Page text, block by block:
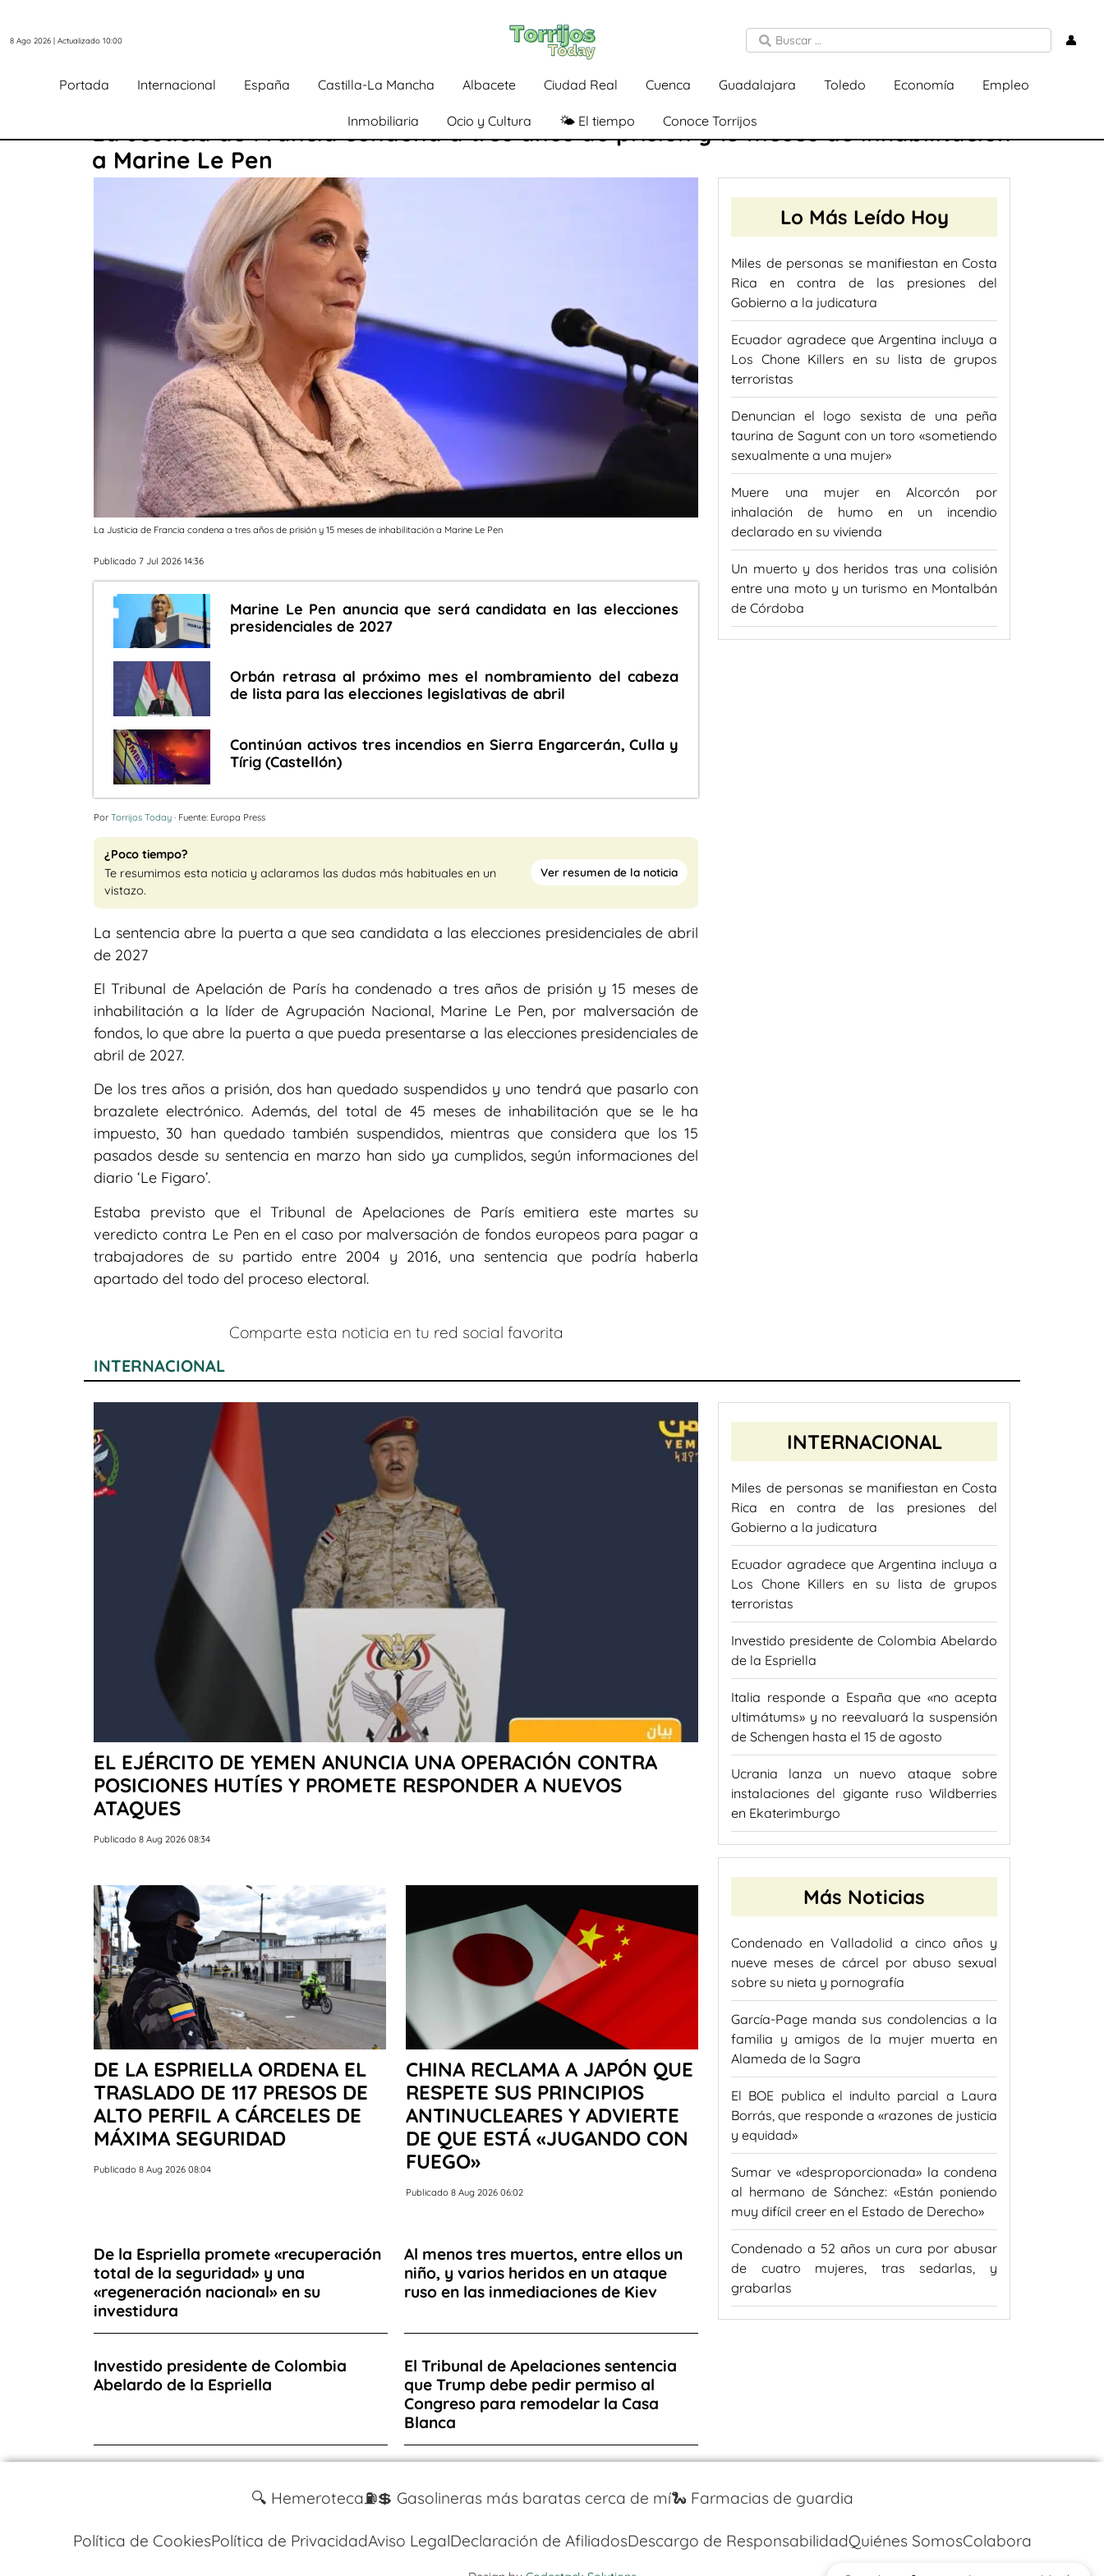
8 Ago 2026 | Actualizado 10:00 👤
Portada Internacional España Castilla-La Mancha Albacete Ciudad Real Cuenca Guadalajara Toledo Economía Empleo
Inmobiliaria Ocio y Cultura 🌤️ El tiempo Conoce Torrijos
La Justicia de Francia condena a tres años de prisión y 15 meses de inhabilitación
a Marine Le Pen
La Justicia de Francia condena a tres años de prisión y 15 meses de inhabilitación a Marine Le Pen
Publicado 7 Jul 2026 14:36
Marine Le Pen anuncia que será candidata en las elecciones
presidenciales de 2027
Orbán retrasa al próximo mes el nombramiento del cabeza
de lista para las elecciones legislativas de abril
Continúan activos tres incendios en Sierra Engarcerán, Culla y
Tírig (Castellón)
Por Torrijos Today · Fuente: Europa Press
¿Poco tiempo?
Te resumimos esta noticia y aclaramos las dudas más habituales en un
vistazo.
Ver resumen de la noticia
La sentencia abre la puerta a que sea candidata a las elecciones presidenciales de abril
de 2027
El Tribunal de Apelación de París ha condenado a tres años de prisión y 15 meses de
inhabilitación a la líder de Agrupación Nacional, Marine Le Pen, por malversación de
fondos, lo que abre la puerta a que pueda presentarse a las elecciones presidenciales de
abril de 2027.
De los tres años a prisión, dos han quedado suspendidos y uno tendrá que pasarlo con
brazalete electrónico. Además, del total de 45 meses de inhabilitación que se le ha
impuesto, 30 han quedado también suspendidos, mientras que considera que los 15
pasados desde su sentencia en marzo han sido ya cumplidos, según informaciones del
diario ‘Le Figaro’.
Estaba previsto que el Tribunal de Apelaciones de París emitiera este martes su
veredicto contra Le Pen en el caso por malversación de fondos europeos para pagar a
trabajadores de su partido entre 2004 y 2016, una sentencia que podría haberla
apartado del todo del proceso electoral.
Comparte esta noticia en tu red social favorita
Lo Más Leído Hoy
Miles de personas se manifiestan en Costa
Rica en contra de las presiones del
Gobierno a la judicatura
Ecuador agradece que Argentina incluya a
Los Chone Killers en su lista de grupos
terroristas
Denuncian el logo sexista de una peña
taurina de Sagunt con un toro «sometiendo
sexualmente a una mujer»
Muere una mujer en Alcorcón por
inhalación de humo en un incendio
declarado en su vivienda
Un muerto y dos heridos tras una colisión
entre una moto y un turismo en Montalbán
de Córdoba
INTERNACIONAL
EL EJÉRCITO DE YEMEN ANUNCIA UNA OPERACIÓN CONTRA
POSICIONES HUTÍES Y PROMETE RESPONDER A NUEVOS
ATAQUES
Publicado 8 Aug 2026 08:34
DE LA ESPRIELLA ORDENA EL
TRASLADO DE 117 PRESOS DE
ALTO PERFIL A CÁRCELES DE
MÁXIMA SEGURIDAD
Publicado 8 Aug 2026 08:04
CHINA RECLAMA A JAPÓN QUE
RESPETE SUS PRINCIPIOS
ANTINUCLEARES Y ADVIERTE
DE QUE ESTÁ «JUGANDO CON
FUEGO»
Publicado 8 Aug 2026 06:02
De la Espriella promete «recuperación
total de la seguridad» y una
«regeneración nacional» en su
investidura
Al menos tres muertos, entre ellos un
niño, y varios heridos en un ataque
ruso en las inmediaciones de Kiev
Investido presidente de Colombia
Abelardo de la Espriella
El Tribunal de Apelaciones sentencia
que Trump debe pedir permiso al
Congreso para remodelar la Casa
Blanca
INTERNACIONAL
Miles de personas se manifiestan en Costa
Rica en contra de las presiones del
Gobierno a la judicatura
Ecuador agradece que Argentina incluya a
Los Chone Killers en su lista de grupos
terroristas
Investido presidente de Colombia Abelardo
de la Espriella
Italia responde a España que «no acepta
ultimátums» y no reevaluará la suspensión
de Schengen hasta el 15 de agosto
Ucrania lanza un nuevo ataque sobre
instalaciones del gigante ruso Wildberries
en Ekaterimburgo
Más Noticias
Condenado en Valladolid a cinco años y
nueve meses de cárcel por abuso sexual
sobre su nieta y pornografía
García-Page manda sus condolencias a la
familia y amigos de la mujer muerta en
Alameda de la Sagra
El BOE publica el indulto parcial a Laura
Borrás, que responde a «razones de justicia
y equidad»
Sumar ve «desproporcionada» la condena
al hermano de Sánchez: «Están poniendo
muy difícil creer en el Estado de Derecho»
Condenado a 52 años un cura por abusar
de cuatro mujeres, tras sedarlas, y
grabarlas
🔍 Hemeroteca⛽️💲 Gasolineras más baratas cerca de mí🐍 Farmacias de guardia
Política de CookiesPolítica de PrivacidadAviso LegalDeclaración de AfiliadosDescargo de ResponsabilidadQuiénes SomosColabora